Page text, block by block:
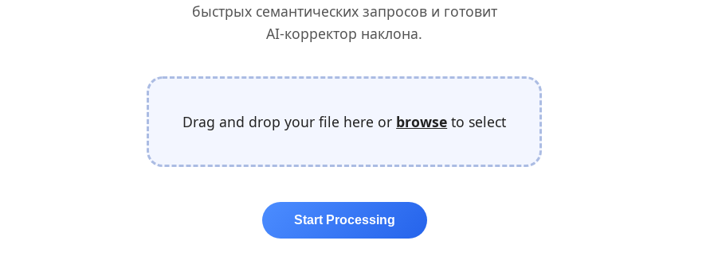
быстрых семантических запросов и готовит
AI‑корректор наклона.
Drag and drop your file here or browse to select
Start Processing